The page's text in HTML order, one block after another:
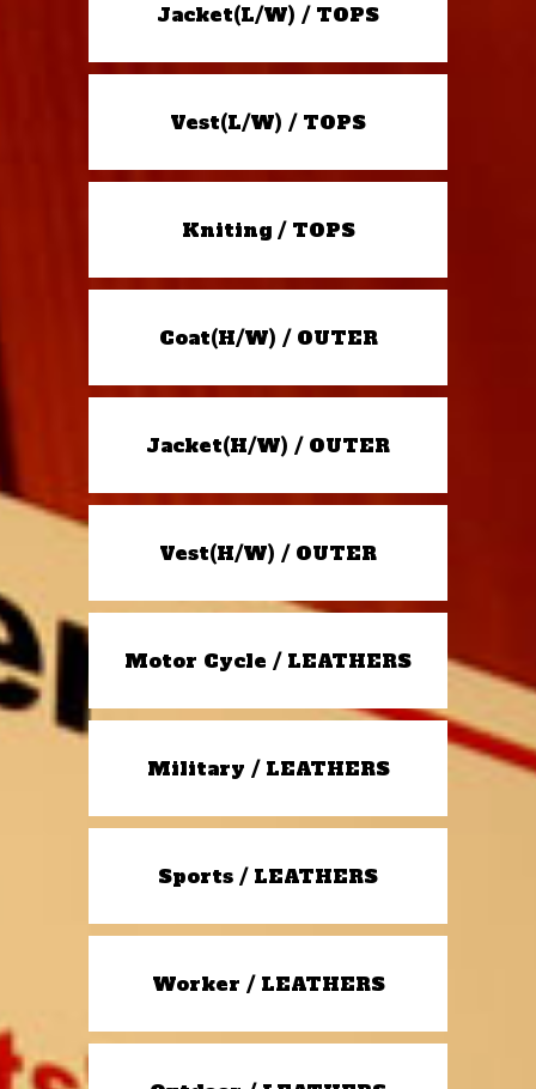
Jacket(L/W) / TOPS
Vest(L/W) / TOPS
Kniting / TOPS
Coat(H/W) / OUTER
Jacket(H/W) / OUTER
Vest(H/W) / OUTER
Motor Cycle / LEATHERS
Military / LEATHERS
Sports / LEATHERS
Worker / LEATHERS